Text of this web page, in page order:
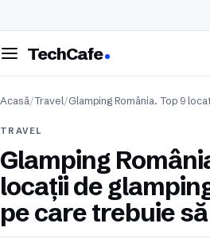
meniul
TechCafe
Acasă/Travel/Glamping România. Top 9
TRAVEL
Glamping
locații de
pe care trebuie